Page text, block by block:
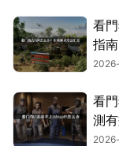
看
指南
看
測有